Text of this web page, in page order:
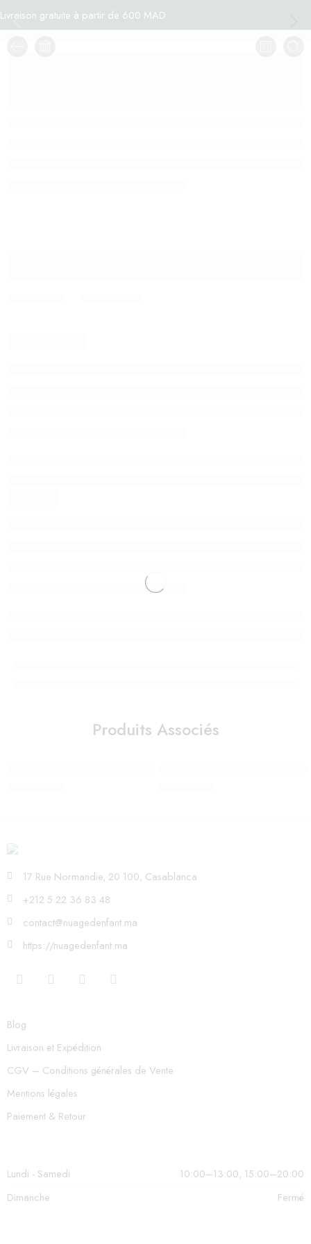
Livraison gratuite à partir de 600 MAD
Produits Associés
17 Rue Normandie, 20 100, Casablanca
+212 5 22 36 83 48
contact@nuagedenfant.ma
https://nuagedenfant.ma
Blog
Livraison et Expédition
CGV – Conditions générales de Vente
Mentions légales
Paiement & Retour
Lundi - Samedi
10:00–13:00, 15:00–20:00
Dimanche
Fermé